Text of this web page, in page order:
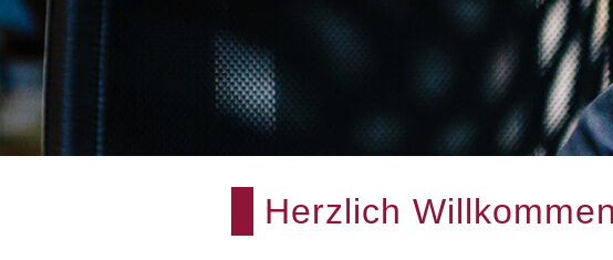
Herzlich Willkommen